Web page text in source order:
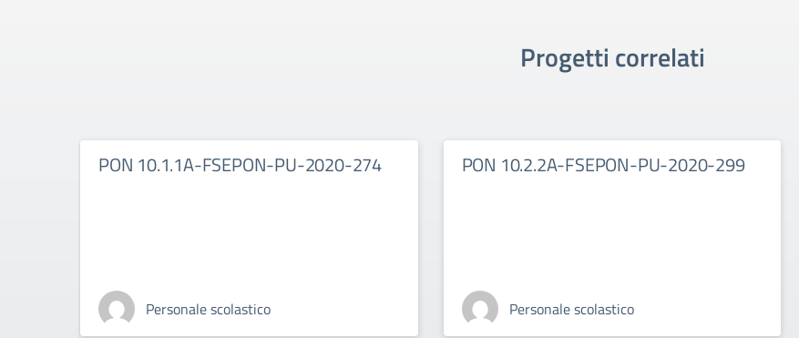
Progetti correlati
PON 10.1.1A-FSEPON-PU-2020-274
Personale scolastico
PON 10.2.2A-FSEPON-PU-2020-299
Personale scolastico